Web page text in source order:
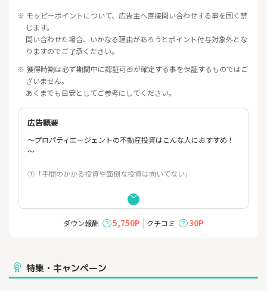
※ モッピーポイントについて、広告主へ直接問い合わせする事を固く禁
じます。
問い合わせた場合、いかなる理由があろうとポイント付与対象外とな
りますのでご了承ください。
※ 獲得時期は必ず期間中に認証可否が確定する事を保証するものではご
ざいません。
あくまでも目安としてご参考にしてください。
広告概要
～プロパティエージェントの不動産投資はこんな人におすすめ！
～
①「手間のかかる投資や面倒な投資は向いてない」
面倒事はプロパティエージェントにお任せ！
少ない負担で、将来、毎月約5万円〜6万円の副収入を実現しまし
初期投資は10万円から投資できるため
家計への負担を抑えつつ資産を築きましょう！
ダウン報酬 5,750P クチコミ 30P
特集・キャンペーン